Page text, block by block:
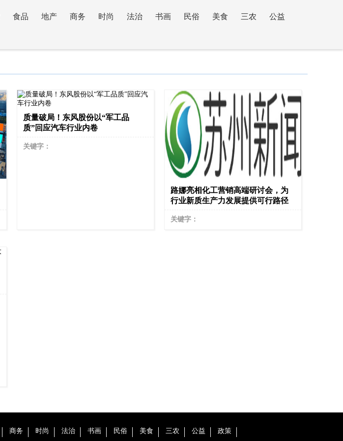
食品 地产 商务 时尚 法治 书画 民俗 美食 三农 公益
质量破局！东风股份以“军工品
质”回应汽车行业内卷
关键字：
路娜亮相化工营销高端研讨会，为
行业新质生产力发展提供可行路径
关键字：
商务 时尚 法治 书画 民俗 美食 三农 公益 政策